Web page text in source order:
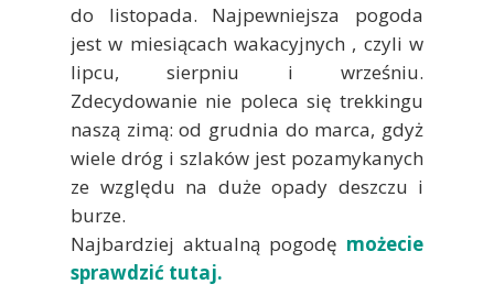
do listopada. Najpewniejsza pogoda
jest w miesiącach wakacyjnych , czyli w
lipcu, sierpniu i wrześniu.
Zdecydowanie nie poleca się trekkingu
naszą zimą: od grudnia do marca, gdyż
wiele dróg i szlaków jest pozamykanych
ze względu na duże opady deszczu i
burze.
Najbardziej aktualną pogodę możecie
sprawdzić tutaj.